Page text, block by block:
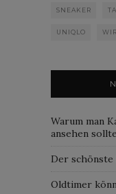
SNEAKER
UNIQLO
Warum man
ansehen sollte
Der
Oldtimer